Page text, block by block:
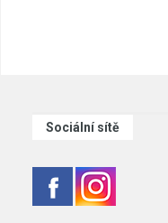
Sociální sítě